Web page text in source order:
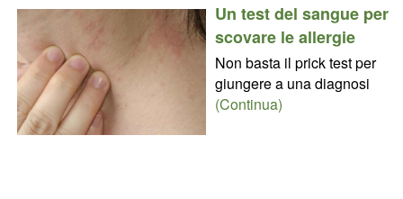
Un test del sangue per
scovare le allergie
Non basta il prick test per
giungere a una diagnosi
(Continua)